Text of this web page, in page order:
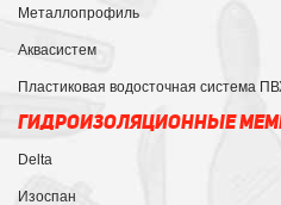
Металлопрофиль
Аквасистем
Пластиковая водосточная система
ГИДРОИЗОЛЯЦИОННЫЕ
Delta
Изоспан